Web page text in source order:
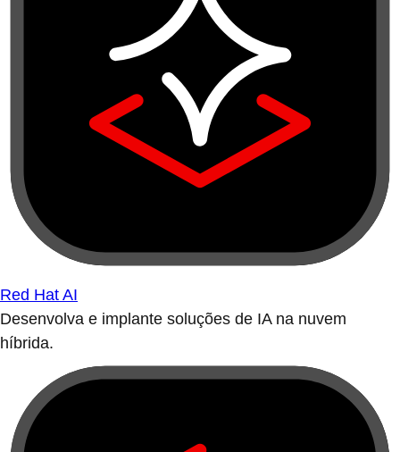
Red Hat AI
Desenvolva e implante soluções de IA na nuvem
híbrida.